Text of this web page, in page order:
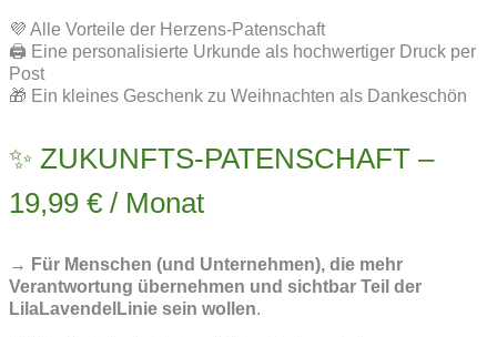
💜 Alle Vorteile der Herzens-Patenschaft
🖨️ Eine personalisierte Urkunde als hochwertiger Druck per
Post
🎁 Ein kleines Geschenk zu Weihnachten als Dankeschön
✨ ZUKUNFTS-PATENSCHAFT –
19,99 € / Monat
→ Für Menschen (und Unternehmen), die mehr
Verantwortung übernehmen und sichtbar Teil der
LilaLavendelLinie sein wollen.